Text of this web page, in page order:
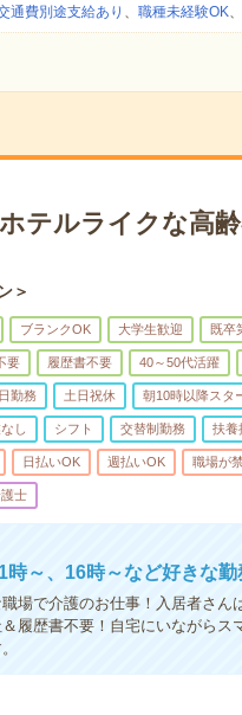
通費別途支給あり 、 職種未経験OK、
テルライクな高
＞
ブランクOK 大学生歓迎 既卒
要 履歴書不要 40～50代活躍
勤務 土日祝休 朝10時以降スタ
し シフト 交替制勤務 扶養
日払いOK 週払いOK 職場が
士
～、16時～など好きな
場で介護のお仕事！入居者さん
履歴書不要！自宅にいながらス